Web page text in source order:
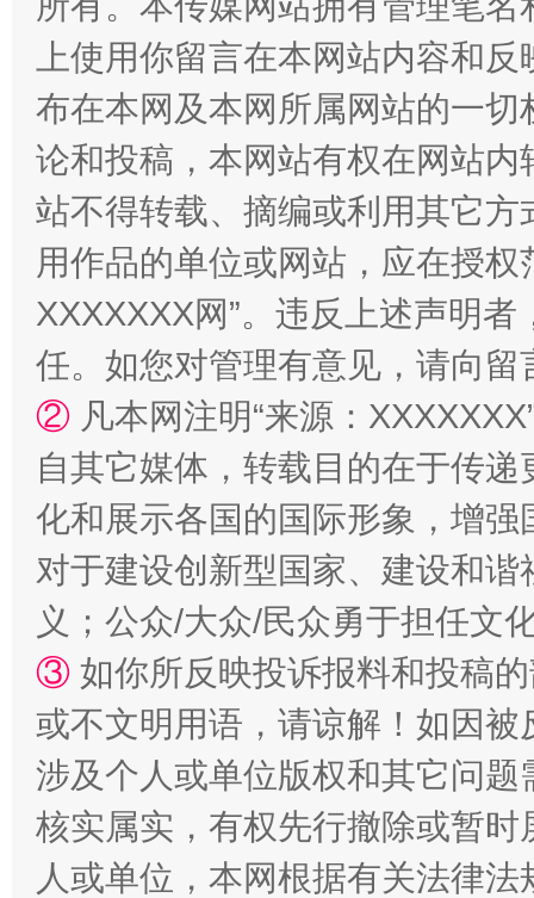
国家大学科技园优化重塑工作
扯下公款旅游的“隐身衣” 如何以
“蜀中异人”王建安的艺术幻境
上使用你留言在本网站内容和
布在本网及本网所属网站的一
论和投稿，本网站有权在网站
站不得转载、摘编或利用其它
用作品的单位或网站，应在授
XXXXXXX网”。违反上述声明
任。如您对管理有意见，请向
② 凡本网注明“来源：
自其它媒体，转载目的在于传
化和展示各国的国际形象，增
对于建设创新型国家、建设和
义；公众/大众/民众勇于担任文
③ 如你所反映投诉报料和投稿
或不文明用语，请谅解！如因
涉及个人或单位版权和其它问题
核实属实，有权先行撤除或暂
人或单位，本网根据有关法律